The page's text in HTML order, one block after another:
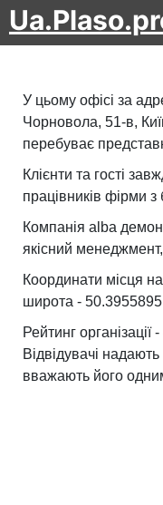
У цьому офісі за
Чорновола, 51-в,
перебуває
Клієнти та гості
працівників фірми з
Компанія alba
якісний менеджмент,
Координати місця
широта - 50.3955895
Рейтинг організації
Відвідувачі
вважають його